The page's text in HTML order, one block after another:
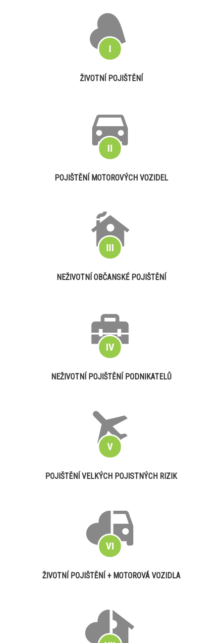
ŽIVOTNÍ POJIŠTĚNÍ
POJIŠTĚNÍ MOTOROVÝCH VOZIDEL
NEŽIVOTNÍ OBČANSKÉ POJIŠTĚNÍ
NEŽIVOTNÍ POJIŠTĚNÍ PODNIKATELŮ
POJIŠTĚNÍ VELKÝCH POJISTNÝCH RIZIK
ŽIVOTNÍ POJIŠTĚNÍ + MOTOROVÁ VOZIDLA